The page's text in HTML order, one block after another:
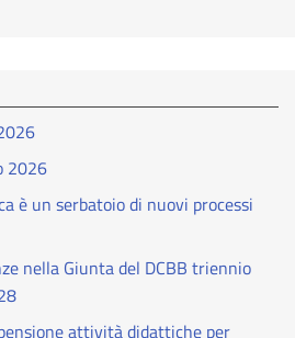
2026
è un serbatoio di nuovi processi
nella Giunta del DCBB triennio
attività didattiche per